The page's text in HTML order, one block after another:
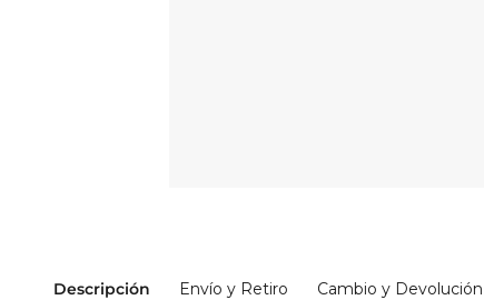
Descripción Envío y Retiro Cambio y Devolución